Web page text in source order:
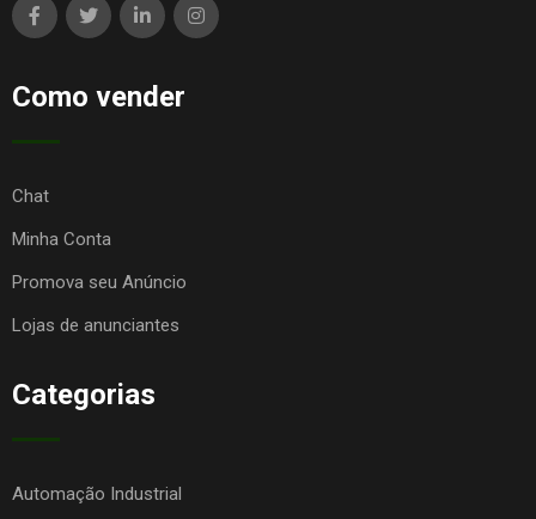
Como vender
Chat
Minha Conta
Promova seu Anúncio
Lojas de anunciantes
Categorias
Automação Industrial